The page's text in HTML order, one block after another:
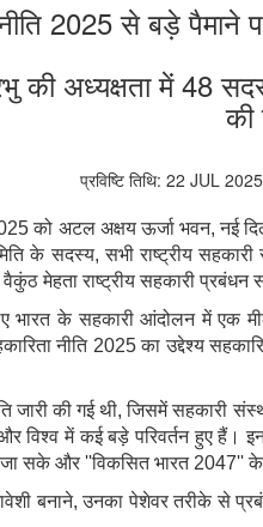
नीति 2025 से बड़े
अध्यक्षता में 48
की
प्रविष्टि तिथि: 22 JUL
को अटल अक्षय ऊर्जा भवन, नई
के सदस्य, सभी राष्ट्रीय
मेहता राष्ट्रीय सहकारी
के सहकारी आंदोलन में एक
नीति 2025 का उद्देश्य
जारी की गई थी, जिसमें
में कई बड़े परिवर्तन हुए हैं।
सके और ''विकसित भारत 2047''
बनाने, उनका पेशेवर तरीके से